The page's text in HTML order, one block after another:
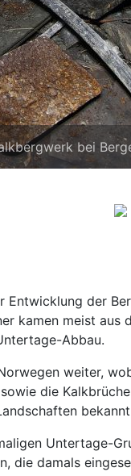
bei
der
kamen meist
Abbau.
weiter,
die
Untertage-
die damals